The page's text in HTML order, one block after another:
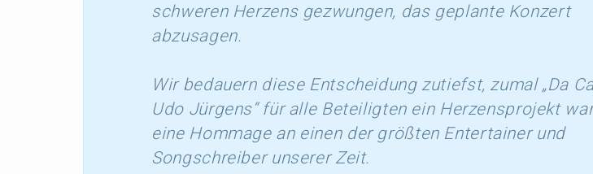
schwe­ren Herzens gezwun­gen, das geplan­te Konzert
abzusagen.
Wir bedau­ern diese Entschei­dung zutiefst, zumal „Da
Udo Jürgens“ für alle Betei­lig­ten ein Herzens­pro­jekt
eine Hommage an einen der größten Enter­tai­ner und
Songschrei­ber unserer Zeit.